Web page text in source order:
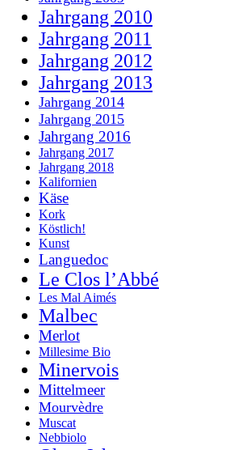
Jahrgang 2010
Jahrgang 2011
Jahrgang 2012
Jahrgang 2013
Jahrgang 2014
Jahrgang 2015
Jahrgang 2016
Jahrgang 2017
Jahrgang 2018
Kalifornien
Käse
Kork
Köstlich!
Kunst
Languedoc
Le Clos l’Abbé
Les Mal Aimés
Malbec
Merlot
Millesime Bio
Minervois
Mittelmeer
Mourvèdre
Muscat
Nebbiolo